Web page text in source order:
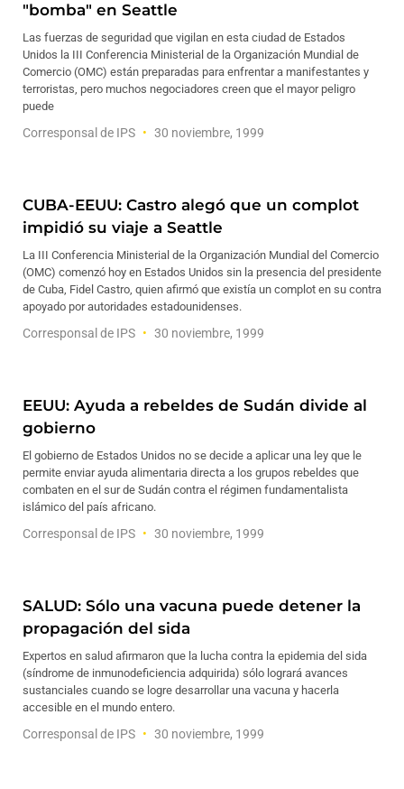
"bomba" en Seattle
Las fuerzas de seguridad que vigilan en esta ciudad de Estados
Unidos la III Conferencia Ministerial de la Organización Mundial de
Comercio (OMC) están preparadas para enfrentar a manifestantes y
terroristas, pero muchos negociadores creen que el mayor peligro
puede
Corresponsal de IPS 30 noviembre, 1999
CUBA-EEUU: Castro alegó que un complot
impidió su viaje a Seattle
La III Conferencia Ministerial de la Organización Mundial del Comercio
(OMC) comenzó hoy en Estados Unidos sin la presencia del presidente
de Cuba, Fidel Castro, quien afirmó que existía un complot en su contra
apoyado por autoridades estadounidenses.
Corresponsal de IPS 30 noviembre, 1999
EEUU: Ayuda a rebeldes de Sudán divide al
gobierno
El gobierno de Estados Unidos no se decide a aplicar una ley que le
permite enviar ayuda alimentaria directa a los grupos rebeldes que
combaten en el sur de Sudán contra el régimen fundamentalista
islámico del país africano.
Corresponsal de IPS 30 noviembre, 1999
SALUD: Sólo una vacuna puede detener la
propagación del sida
Expertos en salud afirmaron que la lucha contra la epidemia del sida
(síndrome de inmunodeficiencia adquirida) sólo logrará avances
sustanciales cuando se logre desarrollar una vacuna y hacerla
accesible en el mundo entero.
Corresponsal de IPS 30 noviembre, 1999